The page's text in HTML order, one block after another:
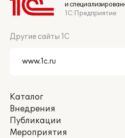
и
1С:Предприятие
Другие сайты 1С
Каталог
Внедрения
Публикации
Мероприятия